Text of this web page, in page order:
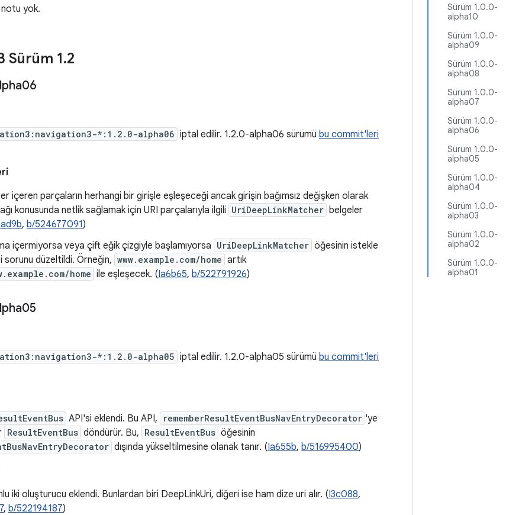
Sürüm 1.0.0-
alpha10
Sürüm 1.0.0-
alpha09
Sürüm 1.0.0-
alpha08
Sürüm 1.0.0-
alpha07
Sürüm 1.0.0-
alpha06
Sürüm 1.0.0-
alpha05
Sürüm 1.0.0-
alpha04
Sürüm 1.0.0-
alpha03
Sürüm 1.0.0-
alpha02
Sürüm 1.0.0-
alpha01
notu yok.
Sürüm 1.2
*:1.2.0-alpha06 iptal edilir. 1.2.0-alpha06 sürümü bu commit'leri
içeren parçaların herhangi bir girişle eşleşeceği ancak girişin bağımsız değişken olarak
konusunda netlik sağlamak için URI parçalarıyla ilgili UriDeepLinkMatcher belgeler
, b/524677091)
içermiyorsa veya çift eğik çizgiyle başlamıyorsa UriDeepLinkMatcher öğesinin istekle
sorunu düzeltildi. Örneğin, www.example.com/home artık
home ile eşleşecek. (Ia6b65, b/522791926)
*:1.2.0-alpha05 iptal edilir. 1.2.0-alpha05 sürümü bu commit'leri
API'si eklendi. Bu API, rememberResultEventBusNavEntryDecorator 'ye
ResultEventBus döndürür. Bu, ResultEventBus öğesinin
dışında yükseltilmesine olanak tanır. (Ia655b, b/516995400)
iki oluşturucu eklendi. Bunlardan biri DeepLinkUri, diğeri ise ham dize uri alır. (I3c088,
, b/522194187)